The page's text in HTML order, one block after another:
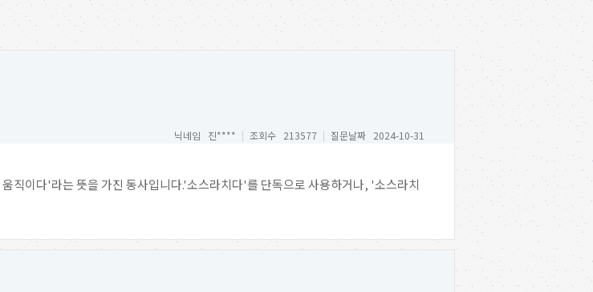
닉네임 진**** | 조회수 213577 | 질문날짜 2024-10-31
직이다'라는 뜻을 가진 동사입니다.'소스라치다'를 단독으로 사용하거나, '소스라치